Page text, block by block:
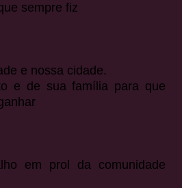
sempre fiz
e nossa cidade.
e de sua família para que
em prol da comunidade